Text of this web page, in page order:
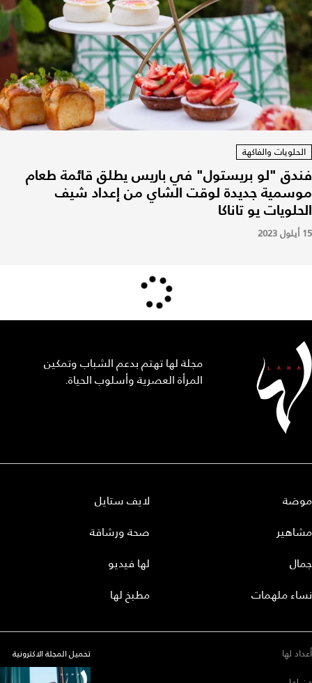
الحلويات والفاكهة
فندق "لو بريستول" في باريس يطلق قائمة طعام
موسمية جديدة لوقت الشاي من إعداد شيف
الحلويات يو تاناكا
15 أيلول 2023
مجلة لها تهتم بدعم الشباب وتمكين
المرأة العصرية وأسلوب الحياة.
موضة
مشاهير
جمال
نساء ملهمات
لايف ستايل
صحة ورشاقة
لها فيديو
مطبخ لها
أعداد لها
تحميل المجلة الاكترونية